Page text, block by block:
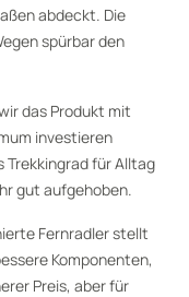
abdeckt. Die
spürbar den
das Produkt mit
investieren
Trekkingrad für Alltag
gut aufgehoben.
Fernradler stellt
Komponenten,
Preis, aber für